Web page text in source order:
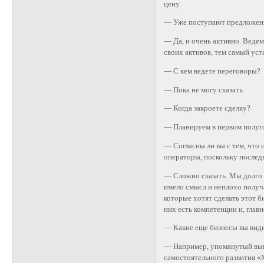
цену.
— Уже поступают
— Да, и очень активно.
своих активов, тем самый
— С кем ведете переговоры?
— Пока не могу сказать
— Когда закроете сделку?
— Планируем в первом
— Согласны ли вы с тем, что
операторы, поскольку
— Сложно сказать. Мы долго
имело смысл и неплохо
которые хотят сделать этот
них есть компетенции и,
— Какие еще бизнесы вы
— Например, упомянутый
самостоятельного